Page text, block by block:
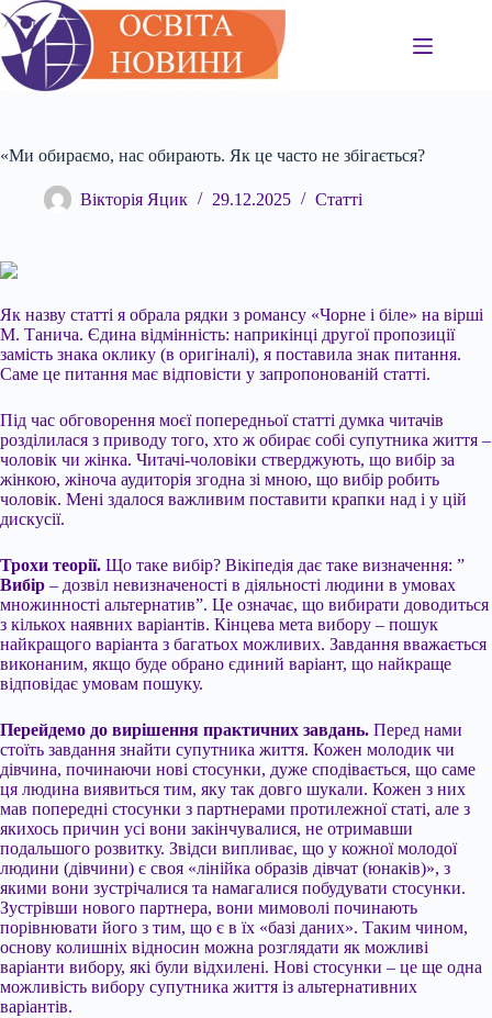
Перейти
до
вмісту
«Ми обираємо, нас обирають. Як це часто не збігається?
Вікторія Яцик 29.12.2025 Статті
Як назву статті я обрала рядки з романсу «Чорне і біле» на вірші
М. Танича. Єдина відмінність: наприкінці другої пропозиції
замість знака оклику (в оригіналі), я поставила знак питання.
Саме це питання має відповісти у запропонованій статті.
Під час обговорення моєї попередньої статті думка читачів
розділилася з приводу того, хто ж обирає собі супутника життя –
чоловік чи жінка. Читачі-чоловіки стверджують, що вибір за
жінкою, жіноча аудиторія згодна зі мною, що вибір робить
чоловік. Мені здалося важливим поставити крапки над i у цій
дискусії.
Трохи теорії. Що таке вибір? Вікіпедія дає таке визначення: ”
Вибір – дозвіл невизначеності в діяльності людини в умовах
множинності альтернатив”. Це означає, що вибирати доводиться
з кількох наявних варіантів. Кінцева мета вибору – пошук
найкращого варіанта з багатьох можливих. Завдання вважається
виконаним, якщо буде обрано єдиний варіант, що найкраще
відповідає умовам пошуку.
Перейдемо до вирішення практичних завдань. Перед нами
стоїть завдання знайти супутника життя. Кожен молодик чи
дівчина, починаючи нові стосунки, дуже сподівається, що саме
ця людина виявиться тим, яку так довго шукали. Кожен з них
мав попередні стосунки з партнерами протилежної статі, але з
якихось причин усі вони закінчувалися, не отримавши
подальшого розвитку. Звідси випливає, що у кожної молодої
людини (дівчини) є своя «лінійка образів дівчат (юнаків)», з
якими вони зустрічалися та намагалися побудувати стосунки.
Зустрівши нового партнера, вони мимоволі починають
порівнювати його з тим, що є в їх «базі даних». Таким чином,
основу колишніх відносин можна розглядати як можливі
варіанти вибору, які були відхилені. Нові стосунки – це ще одна
можливість вибору супутника життя із альтернативних
варіантів.